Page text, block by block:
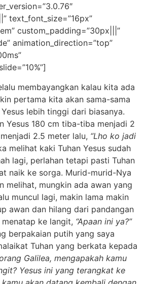
text_font_size=”16px”
custom_padding=”30px|||”
animation_direction=”top”
membayangkan kalau kita ada
pertama kita akan sama-sama
lebih tinggi dari biasanya.
Yesus 180 cm tiba-tiba menjadi 2
2.5 meter lalu, “Lho ko jadi
melihat kaki Tuhan Yesus sudah
lagi, perlahan tetapi pasti Tuhan
naik ke sorga. Murid-murid-Nya
melihat, mungkin ada awan yang
muncul lagi, makin lama makin
awan dan hilang dari pandangan
ke langit, “Apaan ini ya?”
berpakaian putih yang saya
Tuhan yang berkata kepada
Galilea, mengapakah kamu
Yesus ini yang terangkat ke